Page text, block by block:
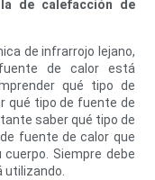
de calefacción de
de infrarrojo lejano,
de calor está
qué tipo de
qué tipo de fuente de
saber qué tipo de
fuente de calor que
Siempre debe
utilizando.